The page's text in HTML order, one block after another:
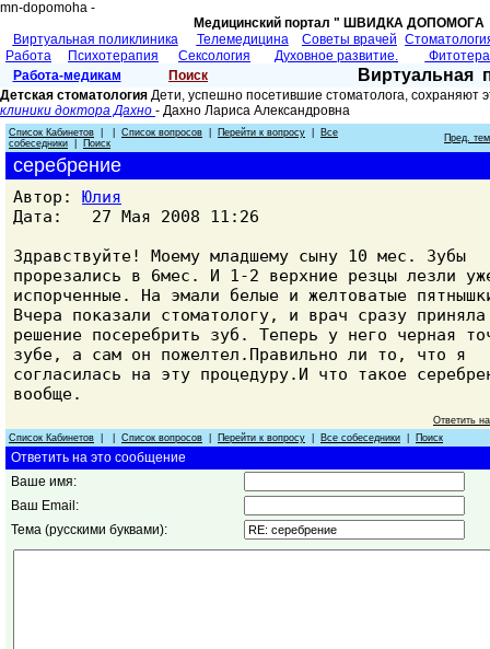
mn-dopomoha -
Медицинский портал " ШВИДКА
Виртуальная поликлиника
Телемедицина Советы врачей
Работа
Психотерапия Сексология Духовное развитие.
Работа-медикам
Поиск Виртуальная
Детская стоматология Дети, успешно посетившие стоматолога,
клиники доктора Дахно - Дахно Лариса Александровнa
Список Кабинетов Список вопросов Перейти к вопросу
Все
собеседники
Поиск Пред.
серебрение
Автор: Юлия
Дата: 27 Мая 2008 11:26
Здравствуйте! Моему младшему сыну 10 мес. Зубы
прорезались в 6мес. И 1-2 верхние резцы лезли
испорченные. На эмали белые и желтоватые
Вчера показали стоматологу, и врач сразу приняла
решение посеребрить зуб. Теперь у него черная
зубе, а сам он пожелтел.Правильно ли то, что я
согласилась на эту процедуру.И что такое
вообще.
Ответить
Список Кабинетов
Список вопросов Перейти к вопросу Все собеседники Поиск
Ответить на это сообщение
Ваше имя:
Ваш Email:
Тема (русскими буквами):